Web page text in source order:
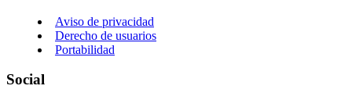
Aviso de privacidad
Derecho de usuarios
Portabilidad
Social